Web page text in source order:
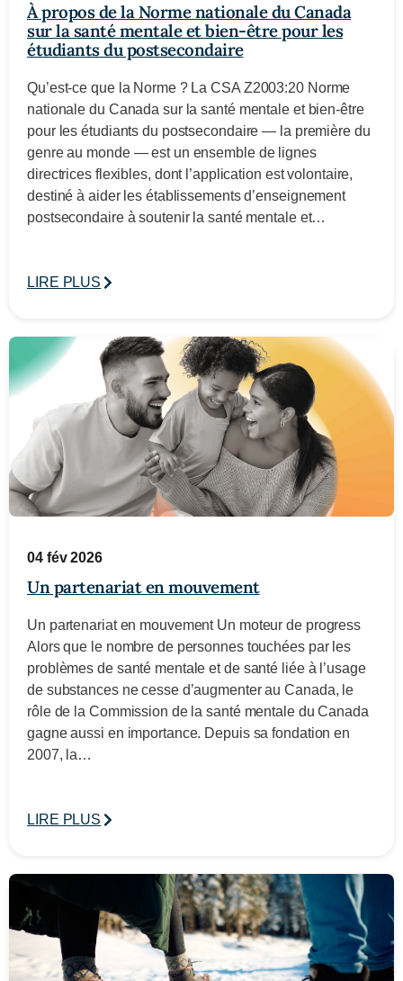
À propos de la Norme nationale du Canada
sur la santé mentale et bien-être pour les
étudiants du postsecondaire
Qu’est-ce que la Norme ? La CSA Z2003:20 Norme
nationale du Canada sur la santé mentale et bien-être
pour les étudiants du postsecondaire — la première du
genre au monde — est un ensemble de lignes
directrices flexibles, dont l’application est volontaire,
destiné à aider les établissements d’enseignement
postsecondaire à soutenir la santé mentale et…
LIRE PLUS
04 fév 2026
Un partenariat en mouvement
Un partenariat en mouvement Un moteur de progress
Alors que le nombre de personnes touchées par les
problèmes de santé mentale et de santé liée à l’usage
de substances ne cesse d’augmenter au Canada, le
rôle de la Commission de la santé mentale du Canada
gagne aussi en importance. Depuis sa fondation en
2007, la…
LIRE PLUS